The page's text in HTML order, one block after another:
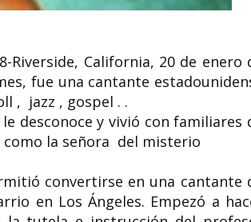
Riverside, California, 20 de enero
fue una cantante
, jazz , gospel . .
desconoce y vivió con familiares
como la señora del misterio
convertirse en una cantante
en Los Ángeles. Empezó a
hoy (11 de
337
libro de SABIAS Y
conociendo
activistas por un...
feminista
Wassyla Tamzali